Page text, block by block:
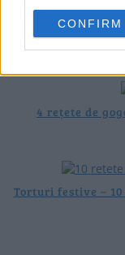
CONFIRM
10 rețete
4 rețete de
Torturi festive –